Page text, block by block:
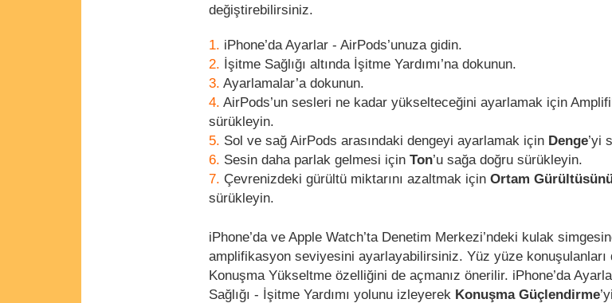
değiştirebilirsiniz.
iPhone’da Ayarlar - AirPods’unuza gidin.
İşitme Sağlığı altında İşitme Yardımı’na dokunun.
Ayarlamalar’a dokunun.
AirPods’un sesleri ne kadar yükselteceğini ayarlamak için
sürükleyin.
Sol ve sağ AirPods arasındaki dengeyi ayarlamak için Denge’yi
Sesin daha parlak gelmesi için Ton’u sağa doğru sürükleyin.
Çevrenizdeki gürültü miktarını azaltmak için Ortam
sürükleyin.
iPhone’da ve Apple Watch’ta Denetim Merkezi’ndeki kulak
amplifikasyon seviyesini ayarlayabilirsiniz. Yüz yüze
Konuşma Yükseltme özelliğini de açmanız önerilir. iPhone’da
Sağlığı - İşitme Yardımı yolunu izleyerek Konuşma Güçlendirme